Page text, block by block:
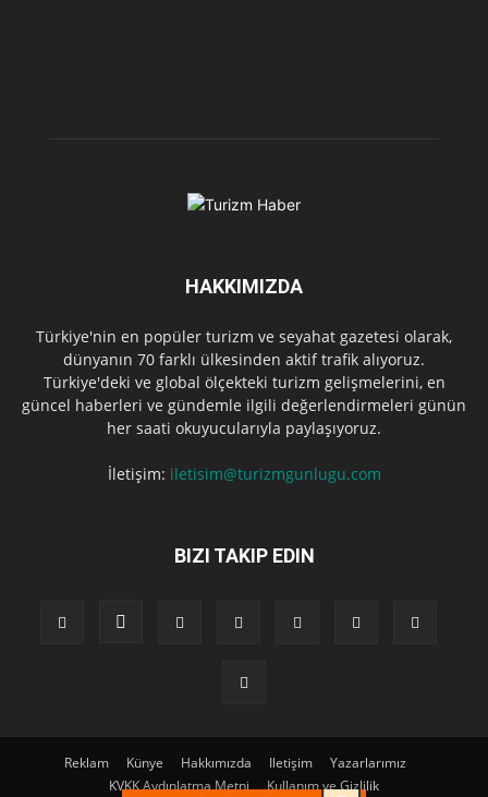
HAKKIMIZDA
Türkiye'nin en popüler turizm ve seyahat gazetesi olarak,
dünyanın 70 farklı ülkesinden aktif trafik alıyoruz.
Türkiye'deki ve global ölçekteki turizm gelişmelerini, en
güncel haberleri ve gündemle ilgili değerlendirmeleri günün
her saati okuyucularıyla paylaşıyoruz.
İletişim: iletisim@turizmgunlugu.com
BIZI TAKIP EDIN
Reklam Künye Hakkımızda Iletişim
Yazarlarımız
KVKK Aydınlatma Metni
Kullanım ve Gizlilik